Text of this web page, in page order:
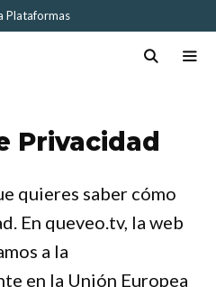
Plataformas
Privacidad
quieres saber cómo
En queveo.tv, la web
a la
en la Unión Europea